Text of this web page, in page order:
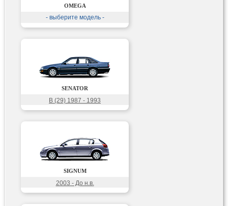
OMEGA
- выберите модель -
SENATOR
B (29) 1987 - 1993
SIGNUM
2003 - До н.в.